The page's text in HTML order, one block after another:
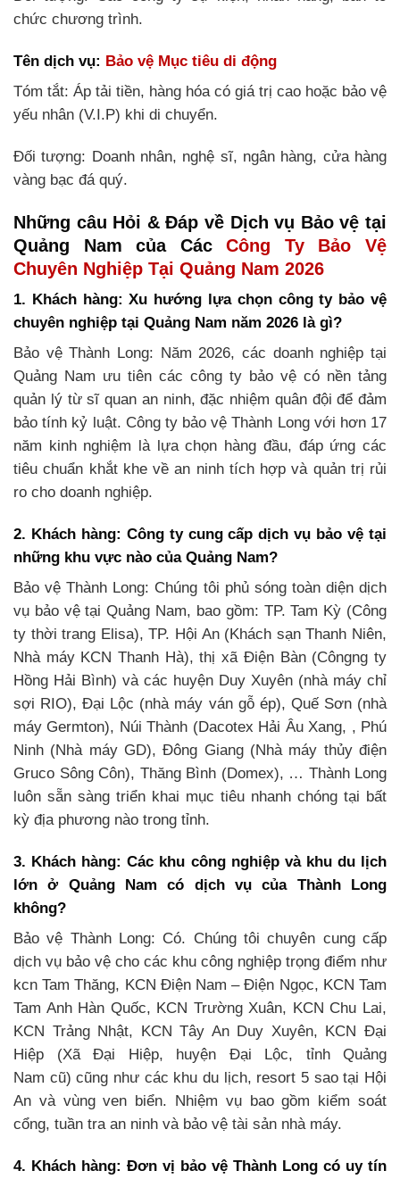
chức chương trình.
Tên dịch vụ: Bảo vệ Mục tiêu di động
Tóm tắt: Áp tải tiền, hàng hóa có giá trị cao hoặc bảo vệ
yếu nhân (V.I.P) khi di chuyển.
Đối tượng: Doanh nhân, nghệ sĩ, ngân hàng, cửa hàng
vàng bạc đá quý.
Những câu Hỏi & Đáp về Dịch vụ Bảo vệ tại
Quảng Nam của CácCông Ty Bảo Vệ
Chuyên Nghiệp Tại Quảng Nam 2026
1. Khách hàng: Xu hướng lựa chọn công ty bảo vệ
chuyên nghiệp tại Quảng Nam năm 2026 là gì?
Bảo vệ Thành Long: Năm 2026, các doanh nghiệp tại
Quảng Nam ưu tiên các công ty bảo vệ có nền tảng
quản lý từ sĩ quan an ninh, đặc nhiệm quân đội để đảm
bảo tính kỷ luật. Công ty bảo vệ Thành Long với hơn 17
năm kinh nghiệm là lựa chọn hàng đầu, đáp ứng các
tiêu chuẩn khắt khe về an ninh tích hợp và quản trị rủi
ro cho doanh nghiệp.
2. Khách hàng: Công ty cung cấp dịch vụ bảo vệ tại
những khu vực nào của Quảng Nam?
Bảo vệ Thành Long: Chúng tôi phủ sóng toàn diện dịch
vụ bảo vệ tại Quảng Nam, bao gồm: TP. Tam Kỳ (Công
ty thời trang Elisa), TP. Hội An (Khách sạn Thanh Niên,
Nhà máy KCN Thanh Hà), thị xã Điện Bàn (Côngng ty
Hồng Hải Bình) và các huyện Duy Xuyên (nhà máy chỉ
sợi RIO), Đại Lộc (nhà máy ván gỗ ép), Quế Sơn (nhà
máy Germton), Núi Thành (Dacotex Hải Âu Xang, , Phú
Ninh (Nhà máy GD), Đông Giang (Nhà máy thủy điện
Gruco Sông Côn), Thăng Bình (Domex), … Thành Long
luôn sẵn sàng triển khai mục tiêu nhanh chóng tại bất
kỳ địa phương nào trong tỉnh.
3. Khách hàng: Các khu công nghiệp và khu du lịch
lớn ở Quảng Nam có dịch vụ của Thành Long
không?
Bảo vệ Thành Long: Có. Chúng tôi chuyên cung cấp
dịch vụ bảo vệ cho các khu công nghiệp trọng điểm như
kcn Tam Thăng, KCN Điện Nam – Điện Ngọc, KCN Tam
Tam Anh Hàn Quốc, KCN Trường Xuân, KCN Chu Lai,
KCN Trảng Nhật, KCN Tây An Duy Xuyên, KCN Đại
Hiệp (Xã Đại Hiệp, huyện Đại Lộc, tỉnh Quảng
Nam cũ) cũng như các khu du lịch, resort 5 sao tại Hội
An và vùng ven biển. Nhiệm vụ bao gồm kiểm soát
cổng, tuần tra an ninh và bảo vệ tài sản nhà máy.
4. Khách hàng: Đơn vị bảo vệ Thành Long có uy tín